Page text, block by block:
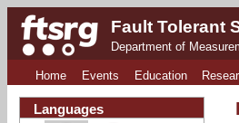
Fault Tolerant
Department of
Home Events Education
Languages